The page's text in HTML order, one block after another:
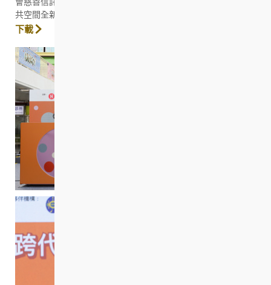
共空間全新規劃成連繫跨代的遊樂好去處，提升居民的幸福感。
下載